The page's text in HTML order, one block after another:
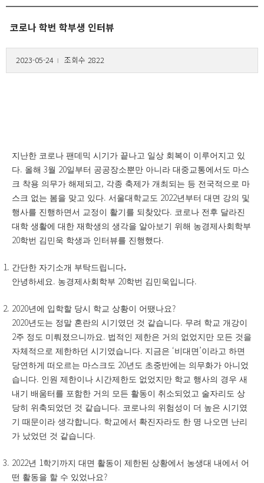
코로나 학번 학부생 인터뷰
2023-05-24 l 조회수 2822
지난한 코로나 팬데믹 시기가 끝나고 일상 회복이 이루어지고 있
다. 올해 3월 20일부터 공공장소뿐만 아니라 대중교통에서도 마스
크 착용 의무가 해제되고, 각종 축제가 개최되는 등 전국적으로 마
스크 없는 봄을 맞고 있다. 서울대학교도 2022년부터 대면 강의 및
행사를 진행하면서 교정이 활기를 되찾았다. 코로나 전후 달라진
대학 생활에 대한 재학생의 생각을 알아보기 위해 농경제사회학부
20학번 김민욱 학생과 인터뷰를 진행했다.
간단한 자기소개 부탁드립니다.
안녕하세요. 농경제사회학부 20학번 김민욱입니다.
2020년에 입학할 당시 학교 상황이 어땠나요?
2020년도는 정말 혼란의 시기였던 것 같습니다. 무려 학교 개강이
2주 정도 미뤄졌으니까요. 법적인 제한은 거의 없었지만 모든 것을
자체적으로 제한하던 시기였습니다. 지금은 ‘비대면 ’이라고 하면
당연하게 떠오르는 마스크도 20년도 초중반에는 의무화가 아니었
습니다. 인원 제한이나 시간제한도 없었지만 학교 행사의 경우 새
내기 배움터를 포함한 거의 모든 활동이 취소되었고 술자리도 상
당히 위축되었던 것 같습니다. 코로나의 위험성이 더 높은 시기였
기 때문이라 생각합니다. 학교에서 확진자라도 한 명 나오면 난리
가 났었던 것 같습니다.
2022년 1학기까지 대면 활동이 제한된 상황에서 농생대 내에서 어
떤 활동을 할 수 있었나요?